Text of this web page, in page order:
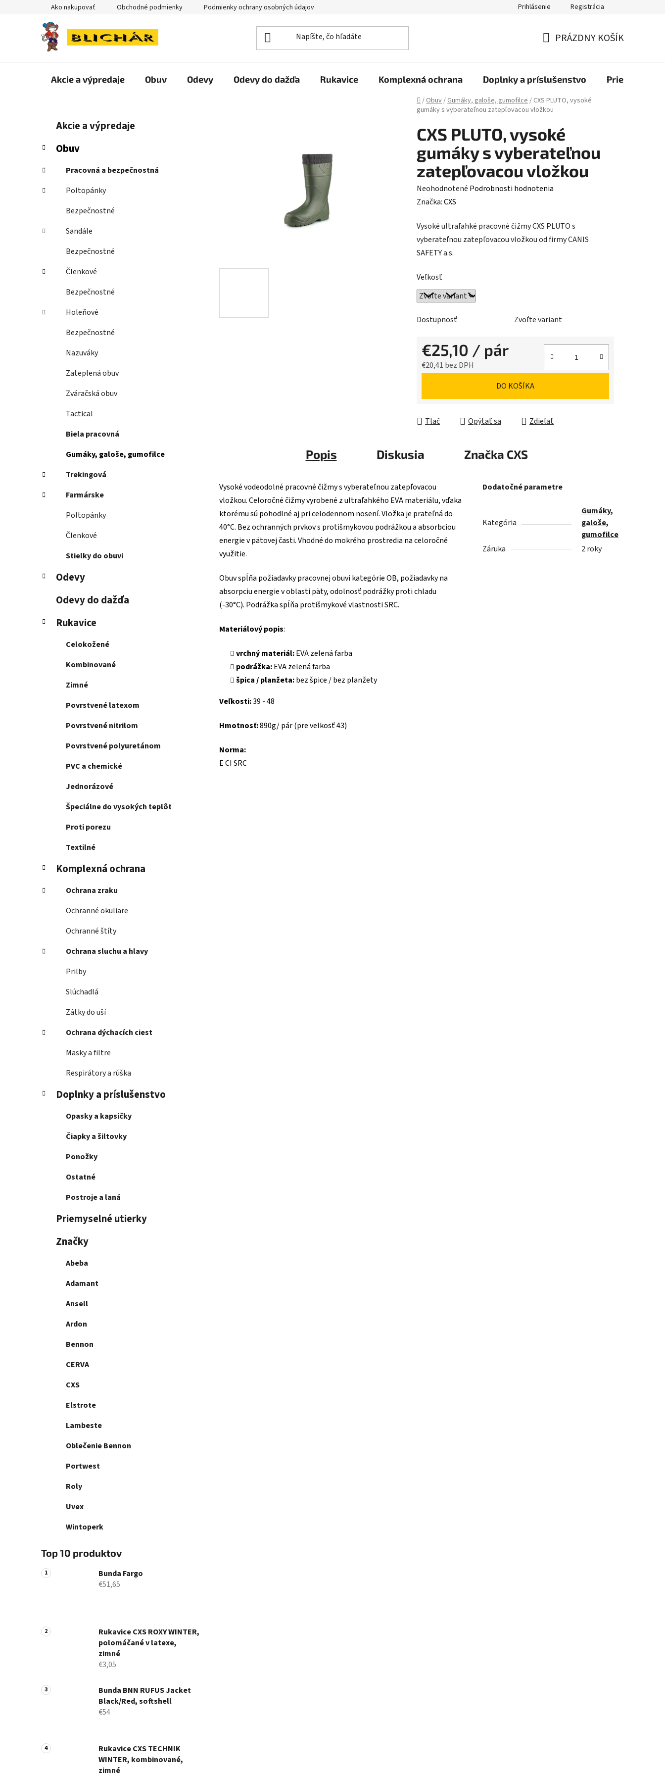
Ako nakupovať Obchodné podmienky Podmienky ochrany osobných údajov Prihlásenie Registrácia
KOŠÍK
PRÁZDNY KOŠÍK
Akcie a výpredaje Obuv Odevy Odevy do dažďa Rukavice Komplexná ochrana Doplnky a príslušenstvo Priemyselné
Domov
/Obuv/Gumáky, galoše, gumofilce/ CXS PLUTO, vysoké
gumáky s vyberateľnou zatepľovacou vložkou
č
ý
p
l
Preskočiť
kategórie
t
e
ó
r
i
Akcie a výpredaje
Obuv
Pracovná a bezpečnostná
Poltopánky
Bezpečnostné
Sandále
Bezpečnostné
Členkové
Bezpečnostné
Holeňové
Bezpečnostné
Nazuváky
Zateplená obuv
Zváračská obuv
Tactical
Biela pracovná
Gumáky, galoše, gumofilce
Trekingová
Farmárske
Poltopánky
Členkové
Stielky do obuvi
Odevy
Odevy do dažďa
Rukavice
Celokožené
Kombinované
Zimné
Povrstvené latexom
Povrstvené nitrilom
Povrstvené polyuretánom
PVC a chemické
Jednorázové
Špeciálne do vysokých teplôt
Proti porezu
Textilné
Komplexná ochrana
Ochrana zraku
Ochranné okuliare
Ochranné štíty
Ochrana sluchu a hlavy
Prilby
Slúchadlá
Zátky do uší
Ochrana dýchacích ciest
Masky a filtre
Respirátory a rúška
Doplnky a príslušenstvo
Opasky a kapsičky
Čiapky a šiltovky
Ponožky
Ostatné
Postroje a laná
Priemyselné utierky
Značky
Abeba
Adamant
Ansell
Ardon
Bennon
CERVA
CXS
Elstrote
Lambeste
Oblečenie Bennon
Portwest
Roly
Uvex
Wintoperk
Top 10 produktov
Bunda Fargo
€51,65
Rukavice CXS ROXY WINTER,
polomáčané v latexe,
zimné
€3,05
Bunda BNN RUFUS Jacket
Black/Red, softshell
€54
Rukavice CXS TECHNIK
WINTER, kombinované,
zimné
CXS PLUTO, vysoké
gumáky s vyberateľnou
zatepľovacou vložkou
Priemerné
hodnotenie
je
0,0
z
hviezdičiek.
Neohodnotené Podrobnosti hodnotenia
Značka:CXS
Vysoké ultraľahké pracovné čižmy CXS PLUTO s
vyberateľnou zatepľovacou vložkou od firmy CANIS
SAFETY a.s.
Veľkosť
Dostupnosť Zvoľte variant
€25,10 / pár
€20,41 bez DPH
DO KOŠÍKA
Tlač Opýtať sa Zdieľať
Popis Diskusia Značka CXS
Vysoké vodeodolné pracovné čižmy s vyberateľnou zatepľovacou
vložkou. Celoročné čižmy vyrobené z ultraľahkého EVA materiálu, vďaka
ktorému sú pohodlné aj pri celodennom nosení. Vložka je prateľná do
40°C. Bez ochranných prvkov s protišmykovou podrážkou a absorbciou
energie v pätovej časti. Vhodné do mokrého prostredia na celoročné
využitie.
Obuv spĺňa požiadavky pracovnej obuvi kategórie OB, požiadavky na
absorpciu energie v oblasti päty, odolnosť podrážky proti chladu
(-30°C). Podrážka spĺňa protišmykové vlastnosti SRC.
Materiálový popis:
vrchný materiál:EVA zelená farba
podrážka:EVA zelená farba
špica / planžeta:bez špice / bez planžety
Veľkosti:39 - 48
Hmotnosť:890g/ pár (pre velkosť 43)
Norma:
E CI SRC
Dodatočné parametre
Kategória
Gumáky,
galoše,
gumofilce
Záruka
2 roky